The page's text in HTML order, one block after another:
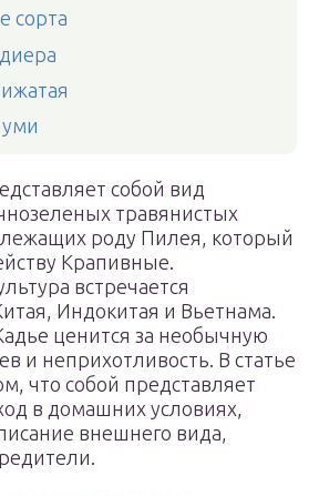
сорта
собой вид
травянистых
роду Пилея, который
Крапивные.
встречается
Индокитая и Вьетнама.
ценится за необычную
и неприхотливость. В статье
что собой представляет
в домашних условиях,
внешнего вида,